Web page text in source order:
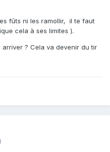
fûts ni les ramollir, il te faut
cela à ses limites ).
? Cela va devenir du tir